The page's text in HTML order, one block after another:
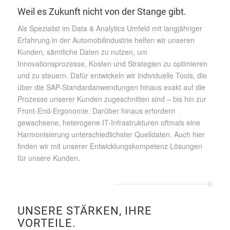
Weil es Zukunft nicht von der Stange gibt.
Als Spezialist im Data & Analytics Umfeld mit langjähriger
Erfahrung in der Automobilindustrie helfen wir unseren
Kunden, sämtliche Daten zu nutzen, um
Innovationsprozesse, Kosten und Strategien zu optimieren
und zu steuern. Dafür entwickeln wir individuelle Tools, die
über die SAP-Standardanwendungen hinaus exakt auf die
Prozesse unserer Kunden zugeschnitten sind – bis hin zur
Front-End-Ergonomie. Darüber hinaus erfordern
gewachsene, heterogene IT-Infrastrukturen oftmals eine
Harmonisierung unterschiedlichster Quelldaten. Auch hier
finden wir mit unserer Entwicklungskompetenz Lösungen
für unsere Kunden.
UNSERE STÄRKEN, IHRE
VORTEILE.